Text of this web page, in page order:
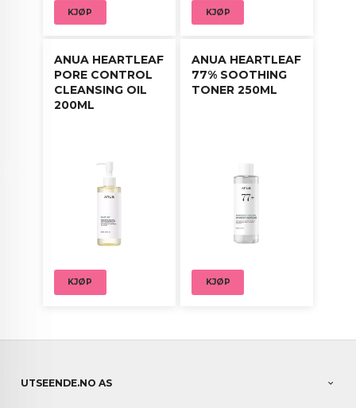
KJØP KJØP
ANUA HEARTLEAF
PORE CONTROL
CLEANSING OIL
200ML
KJØP
ANUA HEARTLEAF
77% SOOTHING
TONER 250ML
KJØP
UTSEENDE.NO AS